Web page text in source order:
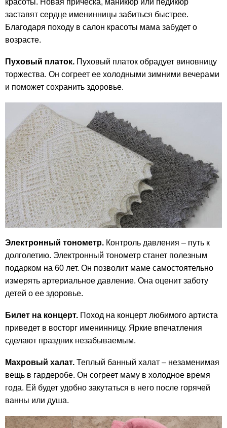
заставят сердце именинницы забиться быстрее.
Благодаря походу в салон красоты мама забудет о
возрасте.
Пуховый платок. Пуховый платок обрадует виновницу
торжества. Он согреет ее холодными зимними вечерами
и поможет сохранить здоровье.
Электронный тонометр. Контроль давления – путь к
долголетию. Электронный тонометр станет полезным
подарком на 60 лет. Он позволит маме самостоятельно
измерять артериальное давление. Она оценит заботу
детей о ее здоровье.
Билет на концерт. Поход на концерт любимого артиста
приведет в восторг именинницу. Яркие впечатления
сделают праздник незабываемым.
Махровый халат. Теплый банный халат – незаменимая
вещь в гардеробе. Он согреет маму в холодное время
года. Ей будет удобно закутаться в него после горячей
ванны или душа.